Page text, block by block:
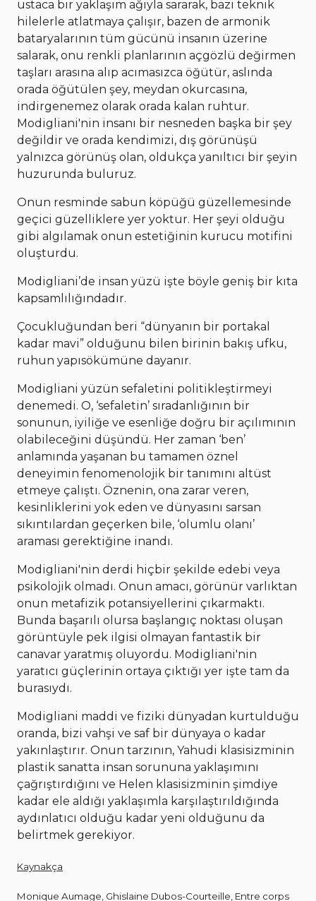
ustaca bir yaklaşım ağıyla sararak, bazı teknik
hilelerle atlatmaya çalışır, bazen de armonik
bataryalarının tüm gücünü insanın üzerine
salarak, onu renkli planlarının açgözlü değirmen
taşları arasına alıp acımasızca öğütür, aslında
orada öğütülen şey, meydan okurcasına,
indirgenemez olarak orada kalan ruhtur.
Modigliani'nin insanı bir nesneden başka bir şey
değildir ve orada kendimizi, dış görünüşü
yalnızca görünüş olan, oldukça yanıltıcı bir şeyin
huzurunda buluruz.
Onun resminde sabun köpüğü güzellemesinde
geçici güzelliklere yer yoktur. Her şeyi olduğu
gibi algılamak onun estetiğinin kurucu motifini
oluşturdu.
Modigliani’de insan yüzü işte böyle geniş bir kıta
kapsamlılığındadır.
Çocukluğundan beri “dünyanın bir portakal
kadar mavi” olduğunu bilen birinin bakış ufku,
ruhun yapısökümüne dayanır.
Modigliani yüzün sefaletini politikleştirmeyi
denemedi. O, ‘sefaletin’ sıradanlığının bir
sonunun, iyiliğe ve esenliğe doğru bir açılımının
olabileceğini düşündü. Her zaman ‘ben’
anlamında yaşanan bu tamamen öznel
deneyimin fenomenolojik bir tanımını altüst
etmeye çalıştı. Öznenin, ona zarar veren,
kesinliklerini yok eden ve dünyasını sarsan
sıkıntılardan geçerken bile, ‘olumlu olanı’
araması gerektiğine inandı.
Modigliani'nin derdi hiçbir şekilde edebi veya
psikolojik olmadı. Onun amacı, görünür varlıktan
onun metafizik potansiyellerini çıkarmaktı.
Bunda başarılı olursa başlangıç ​​noktası oluşan
görüntüyle pek ilgisi olmayan fantastik bir
canavar yaratmış oluyordu. Modigliani'nin
yaratıcı güçlerinin ortaya çıktığı yer işte tam da
burasıydı.
Modigliani maddi ve fiziki dünyadan kurtulduğu
oranda, bizi vahşi ve saf bir dünyaya o kadar
yakınlaştırır. Onun tarzının, Yahudi klasisizminin
plastik sanatta insan sorununa yaklaşımını
çağrıştırdığını ve Helen klasisizminin şimdiye
kadar ele aldığı yaklaşımla karşılaştırıldığında
aydınlatıcı olduğu kadar yeni olduğunu da
belirtmek gerekiyor.
Kaynakça
Monique Aumage, Ghislaine Dubos-Courteille, Entre corps